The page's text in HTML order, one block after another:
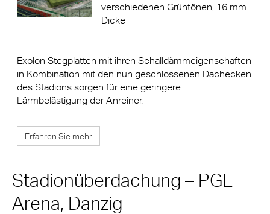
verschiedenen Grüntönen, 16 mm
Dicke
Exolon Stegplatten mit ihren Schalldämmeigenschaften
in Kombination mit den nun geschlossenen Dachecken
des Stadions sorgen für eine geringere
Lärmbelästigung der Anreiner.
Erfahren Sie mehr
Stadionüberdachung – PGE
Arena, Danzig